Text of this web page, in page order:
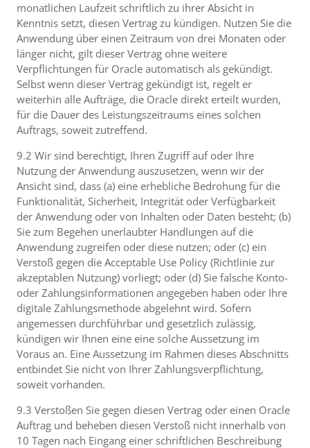
monatlichen Laufzeit schriftlich zu ihrer Absicht in
Kenntnis setzt, diesen Vertrag zu kündigen. Nutzen Sie die
Anwendung über einen Zeitraum von drei Monaten oder
länger nicht, gilt dieser Vertrag ohne weitere
Verpflichtungen für Oracle automatisch als gekündigt.
Selbst wenn dieser Vertrag gekündigt ist, regelt er
weiterhin alle Aufträge, die Oracle direkt erteilt wurden,
für die Dauer des Leistungszeitraums eines solchen
Auftrags, soweit zutreffend.
9.2 Wir sind berechtigt, Ihren Zugriff auf oder Ihre
Nutzung der Anwendung auszusetzen, wenn wir der
Ansicht sind, dass (a) eine erhebliche Bedrohung für die
Funktionalität, Sicherheit, Integrität oder Verfügbarkeit
der Anwendung oder von Inhalten oder Daten besteht; (b)
Sie zum Begehen unerlaubter Handlungen auf die
Anwendung zugreifen oder diese nutzen; oder (c) ein
Verstoß gegen die Acceptable Use Policy (Richtlinie zur
akzeptablen Nutzung) vorliegt; oder (d) Sie falsche Konto-
oder Zahlungsinformationen angegeben haben oder Ihre
digitale Zahlungsmethode abgelehnt wird. Sofern
angemessen durchführbar und gesetzlich zulässig,
kündigen wir Ihnen eine eine solche Aussetzung im
Voraus an. Eine Aussetzung im Rahmen dieses Abschnitts
entbindet Sie nicht von Ihrer Zahlungsverpflichtung,
soweit vorhanden.
9.3 Verstoßen Sie gegen diesen Vertrag oder einen Oracle
Auftrag und beheben diesen Verstoß nicht innerhalb von
10 Tagen nach Eingang einer schriftlichen Beschreibung